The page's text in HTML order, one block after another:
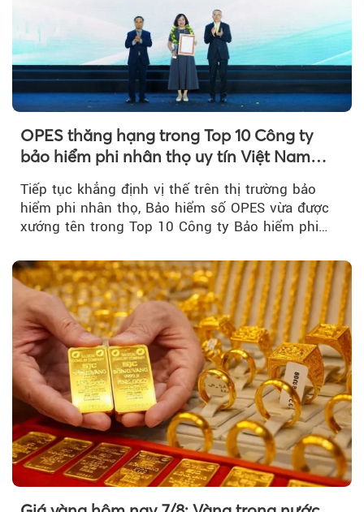
OPES thăng hạng trong Top 10 Công ty
bảo hiểm phi nhân thọ uy tín Việt Nam
2026
Tiếp tục khẳng định vị thế trên thị trường bảo
hiểm phi nhân thọ, Bảo hiểm số OPES vừa được
xướng tên trong Top 10 Công ty Bảo hiểm phi